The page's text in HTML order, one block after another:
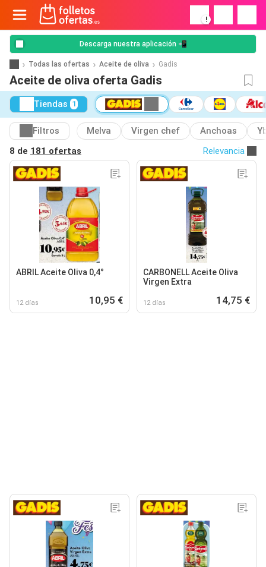
!
Descarga nuestra aplicación 📲
Todas las ofertas Aceite de oliva Gadis
Aceite de oliva oferta Gadis
Tiendas 1
Filtros Melva Virgen chef Anchoas
8 de 181 ofertas Relevancia
ABRIL Aceite Oliva 0,4°
12 días 10,95 €
CARBONELL Aceite Oliva
Virgen Extra
12 días 14,75 €